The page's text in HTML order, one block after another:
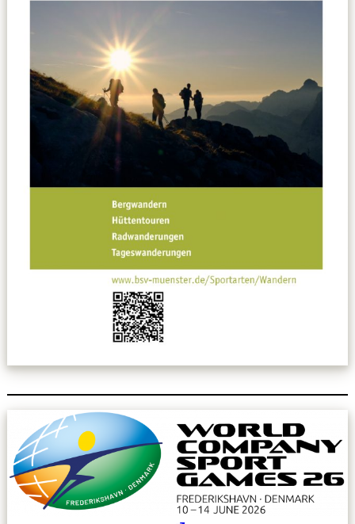
Spielpläne / Ergebnisse / Tabellen
Betriebssport
übergeordnete Verbände
Downloads
Kalender